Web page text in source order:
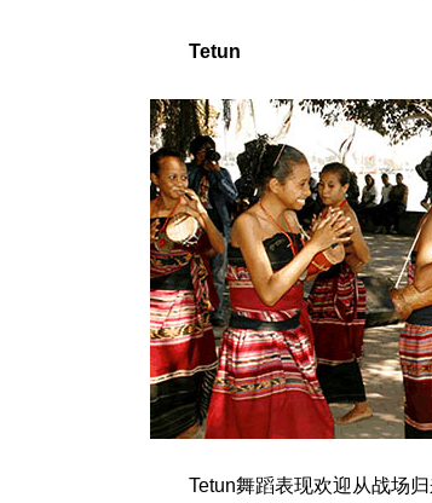
Tetun
Tetun舞蹈表现欢迎从战场归